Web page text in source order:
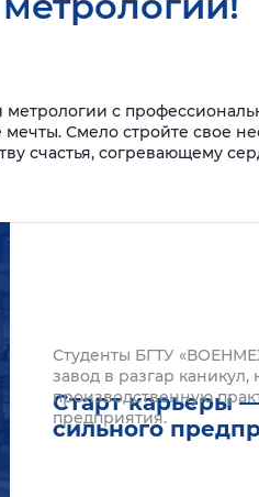
метрологии с
мечты. Смело стройте свое
счастья, согревающему
Старт карьеры
сильного
Студенты БГТУ
завод в разгар каникул,
производственную
предприятия.